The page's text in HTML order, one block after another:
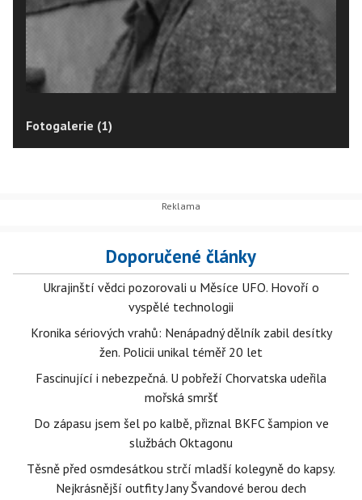
Fotogalerie (1)
Doporučené články
Ukrajinští vědci pozorovali u Měsíce UFO. Hovoří o
vyspělé technologii
Kronika sériových vrahů: Nenápadný dělník zabil desítky
žen. Policii unikal téměř 20 let
Fascinující i nebezpečná. U pobřeží Chorvatska udeřila
mořská smršť
Do zápasu jsem šel po kalbě, přiznal BKFC šampion ve
službách Oktagonu
Těsně před osmdesátkou strčí mladší kolegyně do kapsy.
Nejkrásnější outfity Jany Švandové berou dech